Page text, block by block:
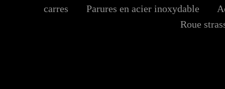
carres
Parures en acier inoxydable
Roue